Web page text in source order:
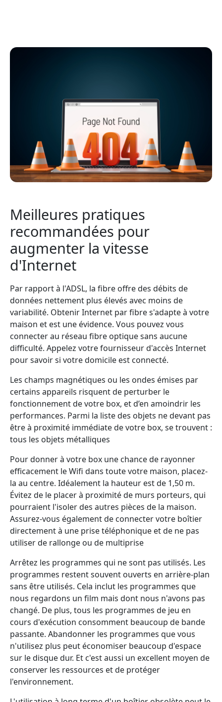
Meilleures pratiques
recommandées pour
augmenter la vitesse
d'Internet
Par rapport à l'ADSL, la fibre offre des débits de
données nettement plus élevés avec moins de
variabilité. Obtenir Internet par fibre s'adapte à votre
maison et est une évidence. Vous pouvez vous
connecter au réseau fibre optique sans aucune
difficulté. Appelez votre fournisseur d'accès Internet
pour savoir si votre domicile est connecté.
Les champs magnétiques ou les ondes émises par
certains appareils risquent de perturber le
fonctionnement de votre box, et d’en amoindrir les
performances. Parmi la liste des objets ne devant pas
être à proximité immédiate de votre box, se trouvent :
tous les objets métalliques
Pour donner à votre box une chance de rayonner
efficacement le Wifi dans toute votre maison, placez-
la au centre. Idéalement la hauteur est de 1,50 m.
Évitez de le placer à proximité de murs porteurs, qui
pourraient l'isoler des autres pièces de la maison.
Assurez-vous également de connecter votre boîtier
directement à une prise téléphonique et de ne pas
utiliser de rallonge ou de multiprise
Arrêtez les programmes qui ne sont pas utilisés. Les
programmes restent souvent ouverts en arrière-plan
sans être utilisés. Cela inclut les programmes que
nous regardons un film mais dont nous n'avons pas
changé. De plus, tous les programmes de jeu en
cours d'exécution consomment beaucoup de bande
passante. Abandonner les programmes que vous
n'utilisez plus peut économiser beaucoup d'espace
sur le disque dur. Et c'est aussi un excellent moyen de
conserver les ressources et de protéger
l'environnement.